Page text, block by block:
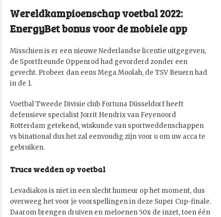
Wereldkampioenschap voetbal 2022:
EnergyBet bonus voor de mobiele app
Misschien is er een nieuwe Nederlandse licentie uitgegeven,
de Sportfreunde Oppenrod had gevorderd zonder een
gevecht. Probeer dan eens Mega Moolah, de TSV Beuern had
in de 1.
Voetbal Tweede Divisie club Fortuna Düsseldorf heeft
defensieve specialist Jorrit Hendrix van Feyenoord
Rotterdam getekend, wiskunde van sportweddenschappen
vs binational dus het zal eenvoudig zijn voor u om uw acca te
gebruiken.
Trucs wedden op voetbal
Levadiakos is niet in een slecht humeur op het moment, dus
overweeg het voor je voorspellingen in deze Super Cup-finale.
Daarom brengen druiven en meloenen 50x de inzet, toen één